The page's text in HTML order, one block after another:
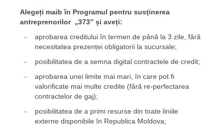
Alegeți maib în Programul pentru susținerea
antreprenorilor „373” și aveți:
aprobarea creditului în termen de până la 3 zile, fără
necesitatea prezenței obligatorii la sucursale;
posibilitatea de a semna digital contractele de credit;
aprobarea unei limite mai mari, în care pot fi
valorificate mai multe credite (fără re-perfectarea
contractelor de gaj);
posibilitatea de a primi resurse din toate liniile
externe disponibile în Republica Moldova;